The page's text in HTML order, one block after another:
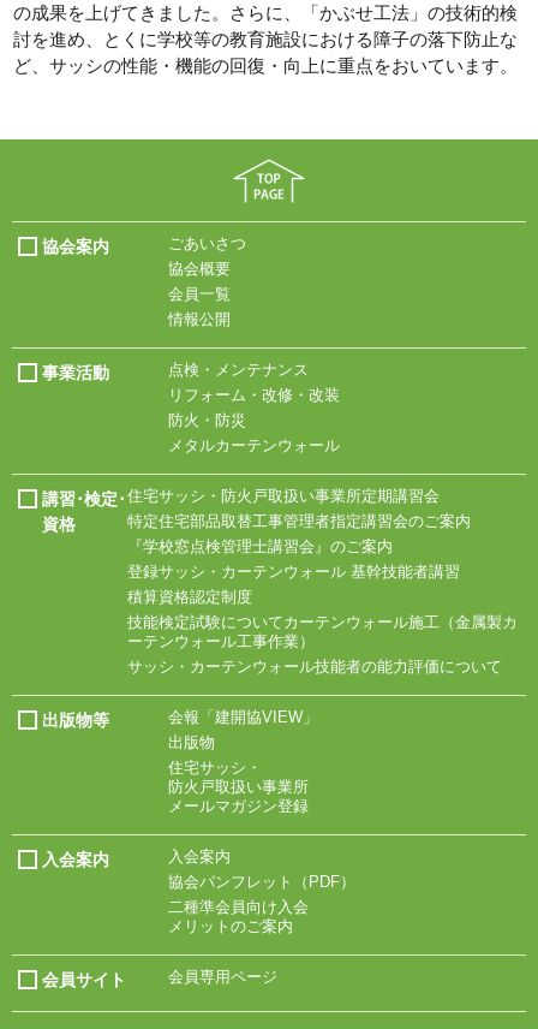
の成果を上げてきました。さらに、「かぶせ工法」の技術的検
討を進め、とくに学校等の教育施設における障子の落下防止な
ど、サッシの性能・機能の回復・向上に重点をおいています。
協会案内
ごあいさつ
協会概要
会員一覧
情報公開
事業活動
点検・メンテナンス
リフォーム・改修・改装
防火・防災
メタルカーテンウォール
講習･検定･
資格
住宅サッシ・防火戸取扱い事業所定期講習会
特定住宅部品取替工事管理者指定講習会の ご案内
『学校窓点検管理士講習会』のご案内
登録サッシ・ カーテンウォール 基幹技能者講習
積算資格認定制度
技能検定試験についてカーテンウォール施工 （金属製カ
ーテンウォール工事作業）
サッシ・ カーテンウォール技能者の能力評価について
出版物等
会報「建開協VIEW」
出版物
住宅サッシ・
防火戸取扱い事業所
メールマガジン登録
入会案内
入会案内
協会パンフレット
（PDF）
二種準会員向け入会
メリットのご案内
会員サイト 会員専用ページ